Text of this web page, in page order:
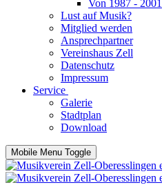
Von 1987 - 2001
Lust auf Musik?
Mitglied werden
Ansprechpartner
Vereinshaus Zell
Datenschutz
Impressum
Service
Galerie
Stadtplan
Download
Mobile Menu Toggle